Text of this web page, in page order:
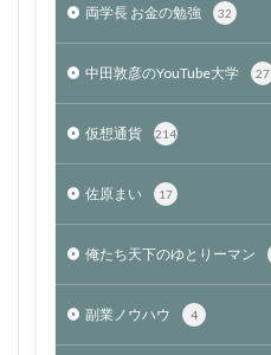
両学長 お金の勉強 32
中田敦彦のYouTube大学 27
仮想通貨 214
佐原まい 17
俺たち天下のゆとりーマン
副業ノウハウ 4